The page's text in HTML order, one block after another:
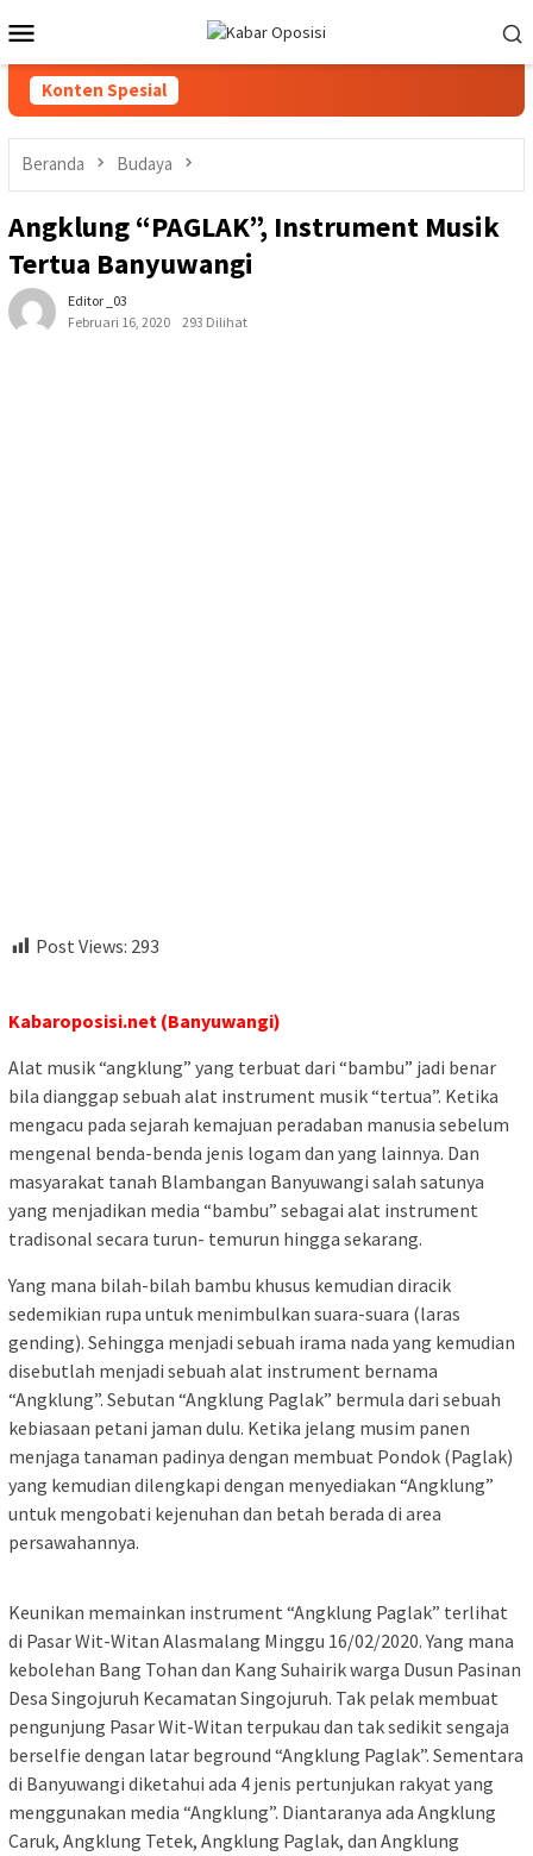
ke
kontenMobile
Konten Spesial
Beranda Budaya
Angklung “PAGLAK”, Instrument Musik
Tertua Banyuwangi
Editor _03
Februari 16, 2020
293 Dilihat
Post Views: 293
Kabaroposisi.net (Banyuwangi)
Alat musik “angklung” yang terbuat dari “bambu” jadi benar
bila dianggap sebuah alat instrument musik “tertua”. Ketika
mengacu pada sejarah kemajuan peradaban manusia sebelum
mengenal benda-benda jenis logam dan yang lainnya. Dan
masyarakat tanah Blambangan Banyuwangi salah satunya
yang menjadikan media “bambu” sebagai alat instrument
tradisonal secara turun- temurun hingga sekarang.
Yang mana bilah-bilah bambu khusus kemudian diracik
sedemikian rupa untuk menimbulkan suara-suara (laras
gending). Sehingga menjadi sebuah irama nada yang kemudian
disebutlah menjadi sebuah alat instrument bernama
“Angklung”. Sebutan “Angklung Paglak” bermula dari sebuah
kebiasaan petani jaman dulu. Ketika jelang musim panen
menjaga tanaman padinya dengan membuat Pondok (Paglak)
yang kemudian dilengkapi dengan menyediakan “Angklung”
untuk mengobati kejenuhan dan betah berada di area
persawahannya.
Keunikan memainkan instrument “Angklung Paglak” terlihat
di Pasar Wit-Witan Alasmalang Minggu 16/02/2020. Yang mana
kebolehan Bang Tohan dan Kang Suhairik warga Dusun Pasinan
Desa Singojuruh Kecamatan Singojuruh. Tak pelak membuat
pengunjung Pasar Wit-Witan terpukau dan tak sedikit sengaja
berselfie dengan latar beground “Angklung Paglak”. Sementara
di Banyuwangi diketahui ada 4 jenis pertunjukan rakyat yang
menggunakan media “Angklung”. Diantaranya ada Angklung
Caruk, Angklung Tetek, Angklung Paglak, dan Angklung